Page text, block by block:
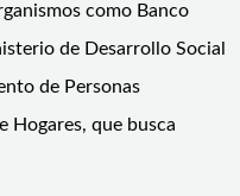
como Banco
de Desarrollo Social
de Personas
Hogares, que busca